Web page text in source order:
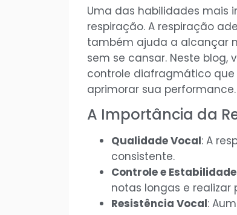
Uma das habilidades mais
respiração. A respiração
também ajuda a alcançar
sem se cansar. Neste blog,
controle diafragmático
aprimorar sua performance.
A Importância da
Qualidade Vocal: A
consistente.
Controle e Estabilidade
notas longas e
Resistência Vocal: